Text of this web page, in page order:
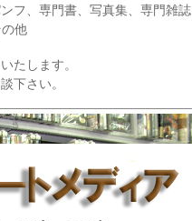
フ、専門書、写真集、専門雑誌
他
たします。
下さい。